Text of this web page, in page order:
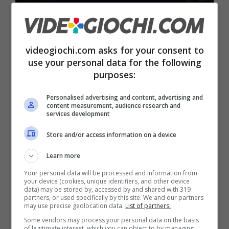
Se la tua è una smart TV Samsung, ecco il regalo che stai
per ricevere – videogiochi.com
Molte smart TV hanno poi a disposizione
internet anche per navigare come se ci si
trovasse con un PC. E in più sono presenti
diverse app che possono essere scaricate e
installate dagli store.
Samsung prova questa.
Il fatto di potersi collegare a internet, però, è
comodo ma può generare situazioni di
videogiochi.com asks for your consent to
use your personal data for the following
purposes:
Personalised advertising and content, advertising and
content measurement, audience research and
services development
Store and/or access information on a device
Learn more
Your personal data will be processed and information from
your device (cookies, unique identifiers, and other device
data) may be stored by, accessed by and shared with 319
partners, or used specifically by this site. We and our partners
may use precise geolocation data. List of partners.
Some vendors may process your personal data on the basis